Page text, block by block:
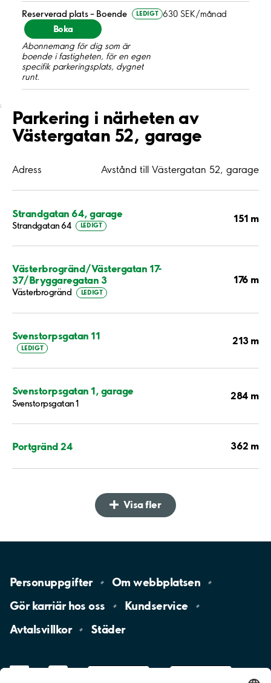
Reserverad plats – Boende LEDIGT 630 SEK/månad
Boka
Abonnemang för dig som är
boende i fastigheten, för en egen
specifik parkeringsplats, dygnet
runt.
;
Parkering i närheten av
Västergatan 52, garage
Adress Avstånd till Västergatan 52, garage
Strandgatan 64, garage
Strandgatan 64 LEDIGT
151 m
Västerbrogränd/Västergatan 17-
37/Bryggaregatan 3
Västerbrogränd LEDIGT
176 m
Svenstorpsgatan 11
LEDIGT
213 m
Svenstorpsgatan 1, garage
Svenstorpsgatan 1
284 m
Portgränd 24 362 m
Visa fler
Personuppgifter Omwebbplatsen
Gör karriär hososs
Kundservice
Avtalsvillkor
Städer